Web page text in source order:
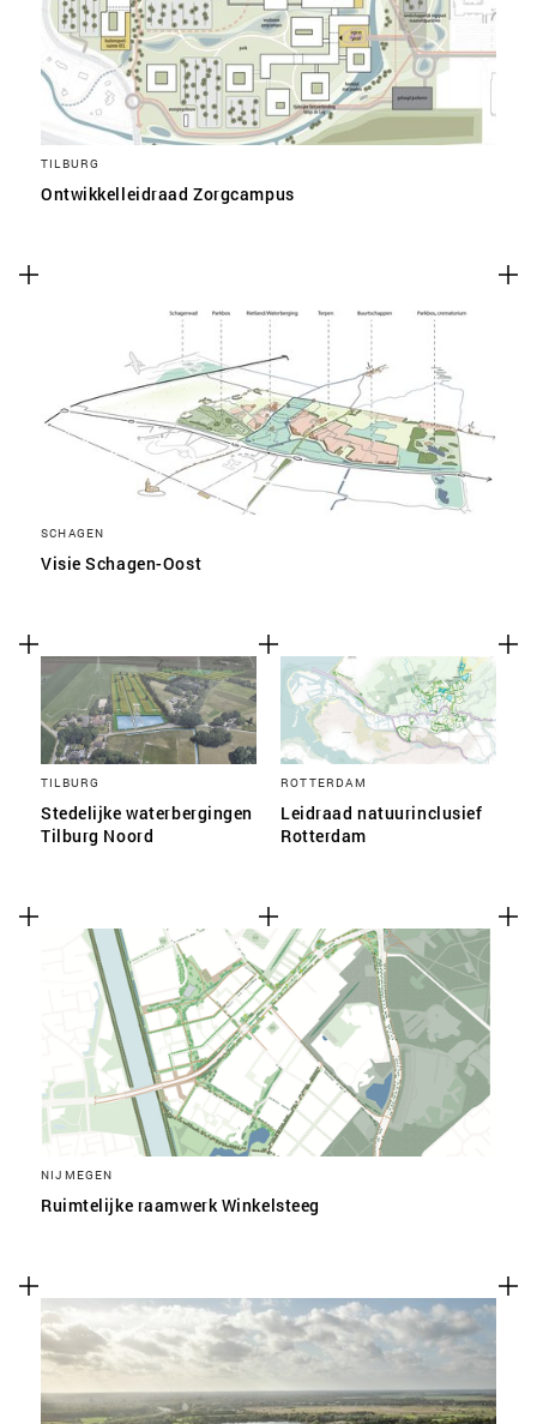
TILBURG
Ontwikkelleidraad Zorgcampus
SCHAGEN
Visie Schagen-Oost
TILBURG
Stedelijke waterbergingen
Tilburg Noord
ROTTERDAM
Leidraad natuurinclusief
Rotterdam
NIJMEGEN
Ruimtelijke raamwerk Winkelsteeg